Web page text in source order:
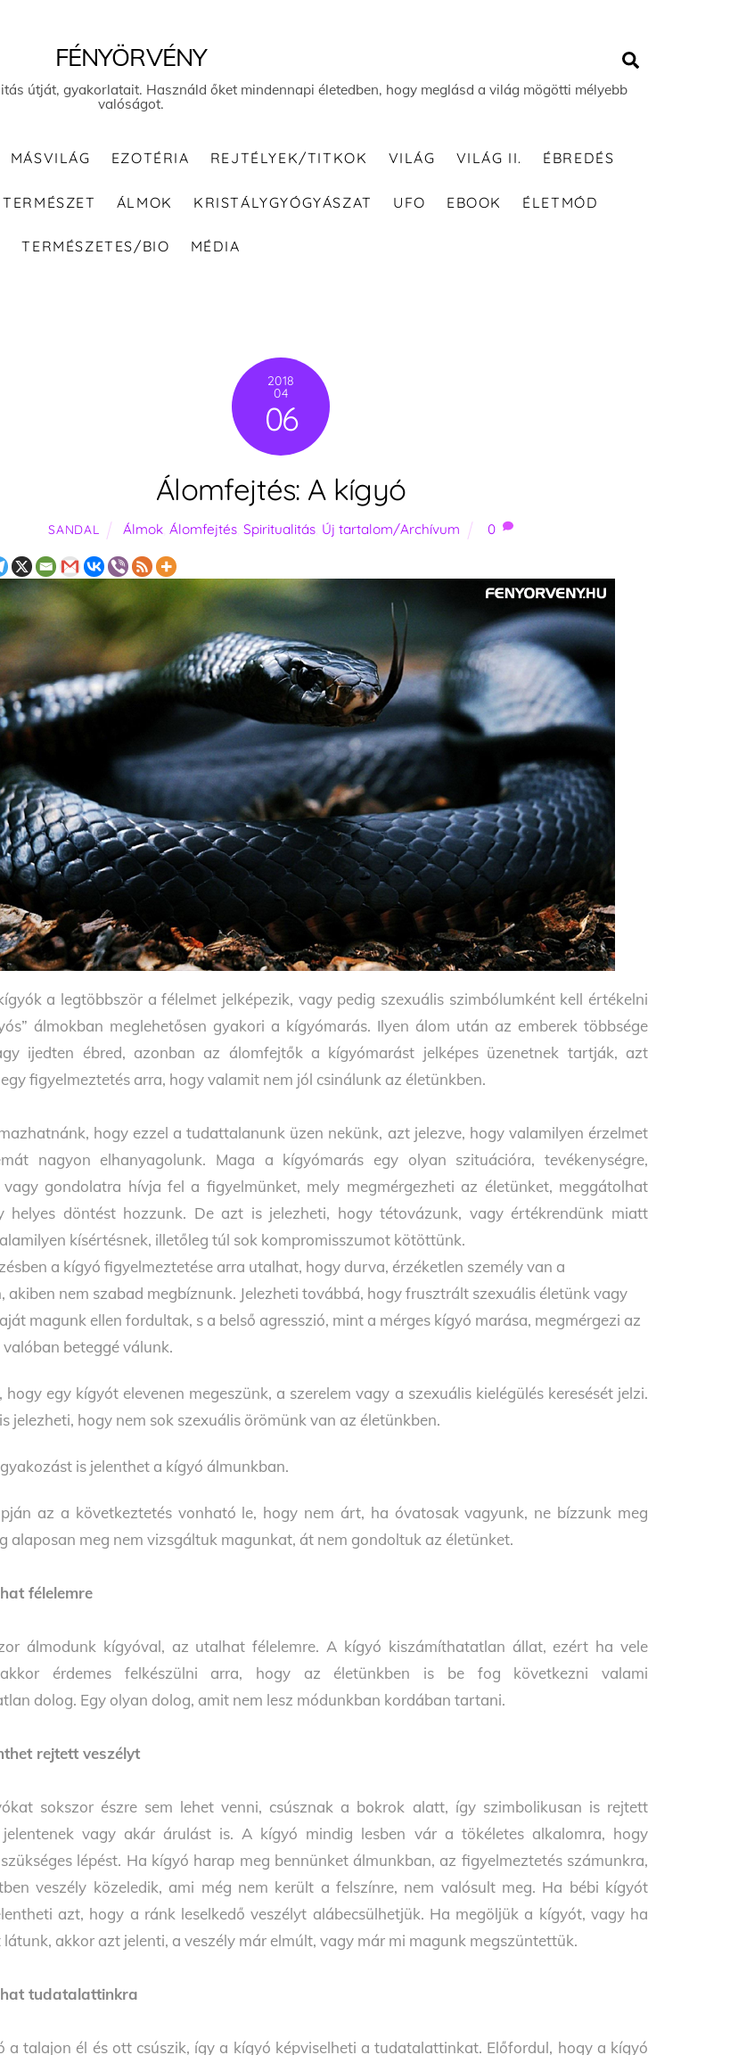
FÉNYÖRVÉNY
útját, gyakorlatait. Használd őket mindennapi életedben, hogy meglásd a világ mögötti mélyebb
valóságot.
MÁSVILÁG EZOTÉRIA REJTÉLYEK/TITKOK VILÁG VILÁG II. ÉBREDÉS
TERMÉSZET ÁLMOK KRISTÁLYGYÓGYÁSZAT UFO EBOOK ÉLETMÓD
TERMÉSZETES/BIO MÉDIA
2018
04
06
Álomfejtés: A kígyó
SANDAL Álmok ,Álomfejtés ,Spiritualitás Új tartalom/Archívum 0
a legtöbbször a félelmet jelképezik, vagy pedig szexuális szimbólumként kell értékelni
álmokban meglehetősen gyakori a kígyómarás. Ilyen álom után az emberek többsége
ijedten ébred, azonban az álomfejtők a kígyómarást jelképes üzenetnek tartják, azt
figyelmeztetés arra, hogy valamit nem jól csinálunk az életünkben.
hogy ezzel a tudattalanunk üzen nekünk, azt jelezve, hogy valamilyen érzelmet
nagyon elhanyagolunk. Maga a kígyómarás egy olyan szituációra, tevékenységre,
vagy gondolatra hívja fel a figyelmünket, mely megmérgezheti az életünket, meggátolhat
helyes döntést hozzunk. De azt is jelezheti, hogy tétovázunk, vagy értékrendünk miatt
kísértésnek, illetőleg túl sok kompromisszumot kötöttünk.
a kígyó figyelmeztetése arra utalhat, hogy durva, érzéketlen személy van a
akiben nem szabad megbíznunk. Jelezheti továbbá, hogy frusztrált szexuális életünk vagy
magunk ellen fordultak, s a belső agresszió, mint a mérges kígyó marása, megmérgezi az
valóban beteggé válunk.
egy kígyót elevenen megeszünk, a szerelem vagy a szexuális kielégülés keresését jelzi.
jelezheti, hogy nem sok szexuális örömünk van az életünkben.
is jelenthet a kígyó álmunkban.
az a következtetés vonható le, hogy nem árt, ha óvatosak vagyunk, ne bízzunk meg
alaposan meg nem vizsgáltuk magunkat, át nem gondoltuk az életünket.
félelemre
álmodunk kígyóval, az utalhat félelemre. A kígyó kiszámíthatatlan állat, ezért ha vele
érdemes felkészülni arra, hogy az életünkben is be fog következni valami
dolog. Egy olyan dolog, amit nem lesz módunkban kordában tartani.
rejtett veszélyt
sokszor észre sem lehet venni, csúsznak a bokrok alatt, így szimbolikusan is rejtett
jelentenek vagy akár árulást is. A kígyó mindig lesben vár a tökéletes alkalomra, hogy
lépést. Ha kígyó harap meg bennünket álmunkban, az figyelmeztetés számunkra,
veszély közeledik, ami még nem került a felszínre, nem valósult meg. Ha bébi kígyót
azt, hogy a ránk leselkedő veszélyt alábecsülhetjük. Ha megöljük a kígyót, vagy ha
akkor azt jelenti, a veszély már elmúlt, vagy már mi magunk megszüntettük.
tudatalattinkra
a talajon él és ott csúszik, így a kígyó képviselheti a tudatalattinkat. Előfordul, hogy a kígyó